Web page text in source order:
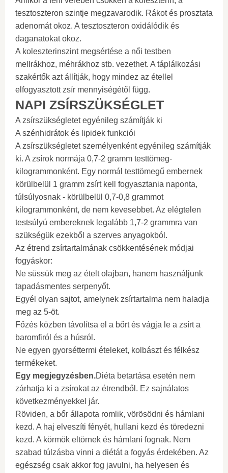
tesztoszteron szintje megzavarodik. Rákot és prosztata
adenomát okoz. A tesztoszteron oxidálódik és
daganatokat okoz.
A koleszterinszint megsértése a női testben
mellrákhoz, méhrákhoz stb. vezethet. A táplálkozási
szakértők azt állítják, hogy mindez az étellel
elfogyasztott zsír mennyiségétől függ.
NAPI ZSÍRSZÜKSÉGLET
A zsírszükségletet egyénileg számítják ki
A szénhidrátok és lipidek funkciói
A zsírszükségletet személyenként egyénileg számítják
ki. A zsírok normája 0,7-2 gramm testtömeg-
kilogrammonként. Egy normál testtömegű embernek
körülbelül 1 gramm zsírt kell fogyasztania naponta,
túlsúlyosnak - körülbelül 0,7-0,8 grammot
kilogrammonként, de nem kevesebbet. Az elégtelen
testsúlyú embereknek legalább 1,7-2 grammra van
szükségük ezekből a szerves anyagokból.
Az étrend zsírtartalmának csökkentésének módjai
fogyáskor:
Ne süssük meg az ételt olajban, hanem használjunk
tapadásmentes serpenyőt.
Egyél olyan sajtot, amelynek zsírtartalma nem haladja
meg az 5-öt.
Főzés közben távolítsa el a bőrt és vágja le a zsírt a
baromfiról és a húsról.
Ne egyen gyorséttermi ételeket, kolbászt és félkész
termékeket.
Egy megjegyzésben.Diéta betartása esetén nem
zárhatja ki a zsírokat az étrendből. Ez sajnálatos
következményekkel jár.
Röviden, a bőr állapota romlik, vörösödni és hámlani
kezd. A haj elveszíti fényét, hullani kezd és töredezni
kezd. A körmök eltörnek és hámlani fognak. Nem
szabad túlzásba vinni a diétát a fogyás érdekében. Az
egészség csak akkor fog javulni, ha helyesen és